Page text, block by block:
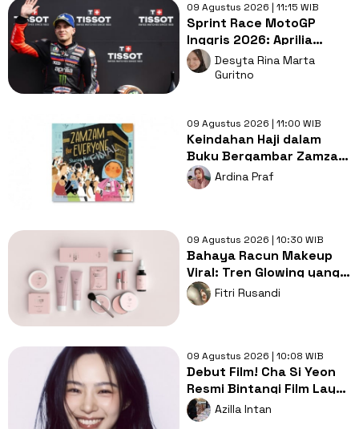
09 Agustus 2026 | 11:15 WIB
Sprint Race MotoGP
Inggris 2026: Aprilia
Tampil Dominan, Ducati
Kesulitan
Desyta Rina Marta
Guritno
09 Agustus 2026 | 11:00 WIB
Keindahan Haji dalam
Buku Bergambar Zamzam
for Everyone
Ardina Praf
09 Agustus 2026 | 10:30 WIB
Bahaya Racun Makeup
Viral: Tren Glowing yang
Merusak Kulit Wajah
Fitri Rusandi
09 Agustus 2026 | 10:08 WIB
Debut Film! Cha Si Yeon
Resmi Bintangi Film Layar
Lebar The Pinnacle
Azilla Intan